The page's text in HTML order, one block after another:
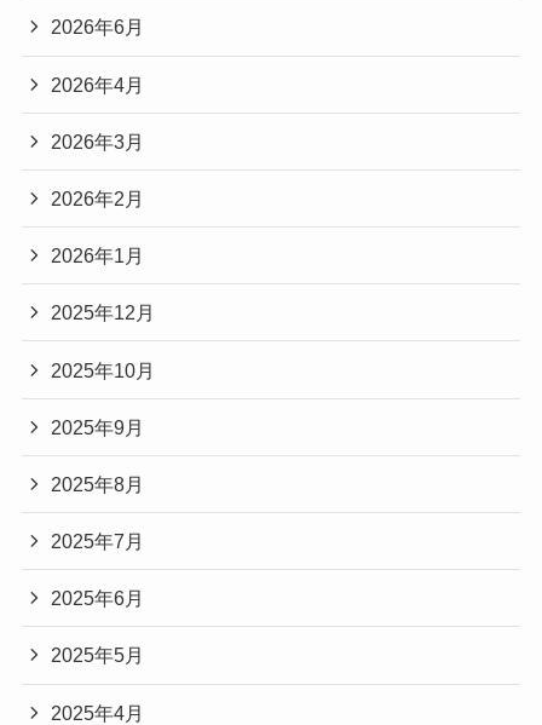
2026年6月
2026年4月
2026年3月
2026年2月
2026年1月
2025年12月
2025年10月
2025年9月
2025年8月
2025年7月
2025年6月
2025年5月
2025年4月